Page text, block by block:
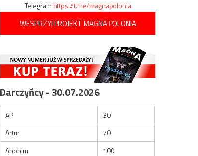
Telegramhttps://t.me/magnapolonia
WESPRZYJ PROJEKT MAGNA POLONIA
Darczyńcy - 30.07.2026
AP
30
Artur
70
Anonim
100